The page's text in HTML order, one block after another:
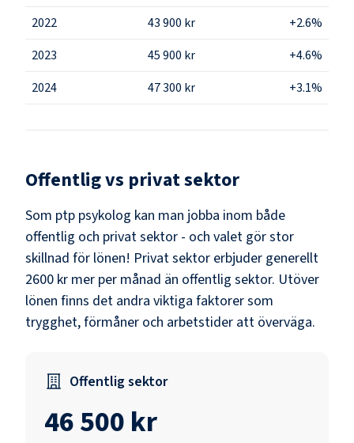
2022
43 900 kr
+2.6%
2023
45 900 kr
+4.6%
2024
47 300 kr +3.1%
Offentlig vs privat sektor
Som ptp psykolog kan man jobba inom både
offentlig och privat sektor - och valet gör stor
skillnad för lönen! Privat sektor erbjuder generellt
2600 kr mer per månad än offentlig sektor. Utöver
lönen finns det andra viktiga faktorer som
trygghet, förmåner och arbetstider att överväga.
Offentlig sektor
46 500 kr